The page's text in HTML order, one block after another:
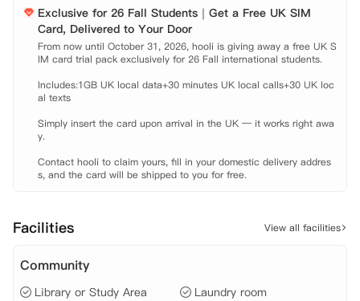
是夜生活，皆可轻松步行前往，尽情享受都市生活的无限魅力。此外，Bi
scuit Factory就坐落在马路对面，仅需步行5分钟即可到达The Cluny俱
乐部，对于热爱现场音乐演出的同学们来说，这里绝对不容错过。
公寓的房间性价比极高，无论是共享厨房与卫浴的多室套房，还是配备独
立厨房与卫浴的一室套房，皆能满足同学们的不同需求。多室套房非常适
同学们提供了专属的私密空间。租金已包含水费、电费等，让同学们无后
顾之忧，尽情享受在iQ Stephenson House的每一天。
Exclusive for 26 Fall Students｜Get a Free UK SIM
Card, Delivered to Your Door
From now until October 31, 2026, hooli is giving away a free UK S
IM card trial pack exclusively for 26 Fall international students.
Includes:1GB UK local data+30 minutes UK local calls+30 UK loc
al texts
Simply insert the card upon arrival in the UK — it works right awa
y.
Contact hooli to claim yours, fill in your domestic delivery addres
s, and the card will be shipped to you for free.
Facilities View all facilities
Community
Library or Study Area Laundry room